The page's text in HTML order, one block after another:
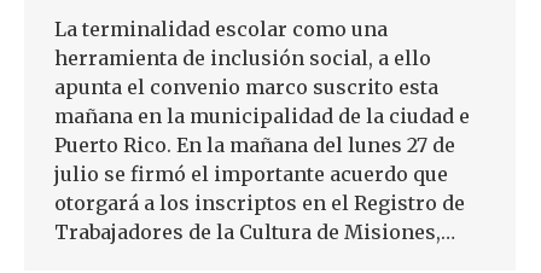
La terminalidad escolar como una
herramienta de inclusión social, a ello
apunta el convenio marco suscrito esta
mañana en la municipalidad de la ciudad e
Puerto Rico. En la mañana del lunes 27 de
julio se firmó el importante acuerdo que
otorgará a los inscriptos en el Registro de
Trabajadores de la Cultura de Misiones,…